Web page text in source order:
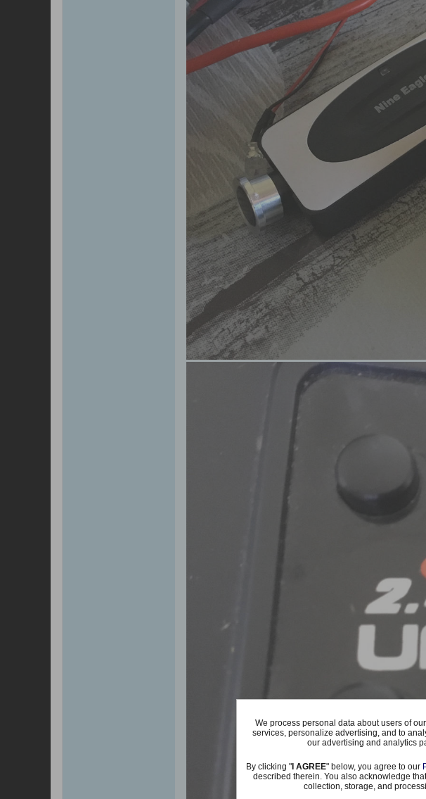
We process personal data about users of
services, personalize advertising, and to
our advertising and analytics
By clicking " I AGREE" below, you agree to our
described therein. You also acknowledge
collection, storage, and